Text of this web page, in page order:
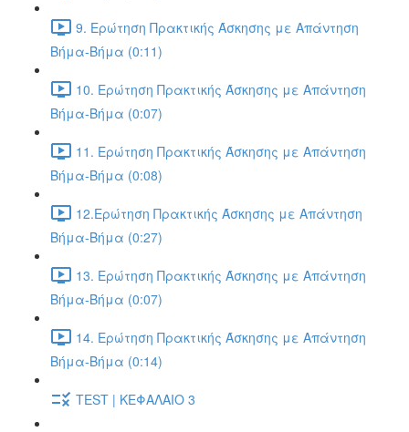
9. Ερώτηση Πρακτικής Άσκησης με Απάντηση
Βήμα-Βήμα (0:11)
10. Ερώτηση Πρακτικής Άσκησης με Απάντηση
Βήμα-Βήμα (0:07)
11. Ερώτηση Πρακτικής Άσκησης με Απάντηση
Βήμα-Βήμα (0:08)
12.Ερώτηση Πρακτικής Άσκησης με Απάντηση
Βήμα-Βήμα (0:27)
13. Ερώτηση Πρακτικής Άσκησης με Απάντηση
Βήμα-Βήμα (0:07)
14. Ερώτηση Πρακτικής Άσκησης με Απάντηση
Βήμα-Βήμα (0:14)
TEST | ΚΕΦΑΛΑΙΟ 3